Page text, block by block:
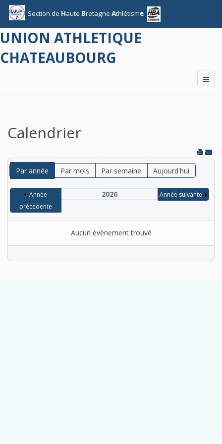
Section de Haute Bretagne Athlétisme
UNION ATHLETIQUE
CHATEAUBOURG
Calendrier
Par année Par mois Par semaine Aujourd'hui
Année
précédente
2026 Année suivante
Aucun évènement trouvé
Limite de la pagination